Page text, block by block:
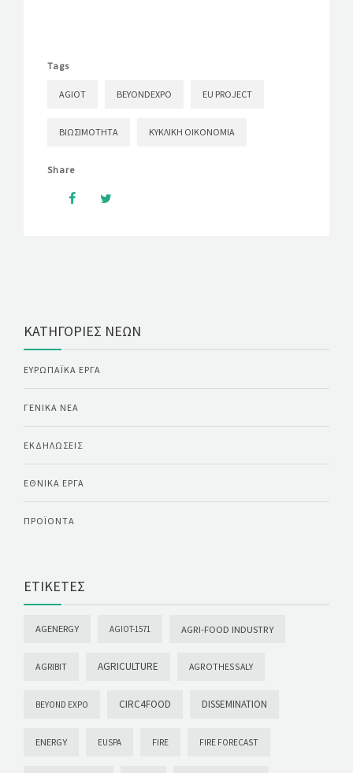
Tags
AGIOT BEYONDEXPO EU PROJECT
ΒΙΩΣΙΜΌΤΗΤΑ ΚΥΚΛΙΚΉ ΟΙΚΟΝΟΜΊΑ
Share
ΚΑΤΗΓΟΡΊΕΣ ΝΈΩΝ
ΕΥΡΩΠΑΪΚΆ ΈΡΓΑ
ΓΕΝΙΚΆ ΝΈΑ
ΕΚΔΗΛΏΣΕΙΣ
ΕΘΝΙΚΆ ΈΡΓΑ
ΠΡΟΪΌΝΤΑ
ΕΤΙΚΈΤΕΣ
AGENERGY AGIOT-1571 AGRI-FOOD INDUSTRY
AGRIBIT AGRICULTURE AGROTHESSALY
BEYOND EXPO CIRC4FOOD DISSEMINATION
ENERGY EUSPA FIRE FIRE FORECAST